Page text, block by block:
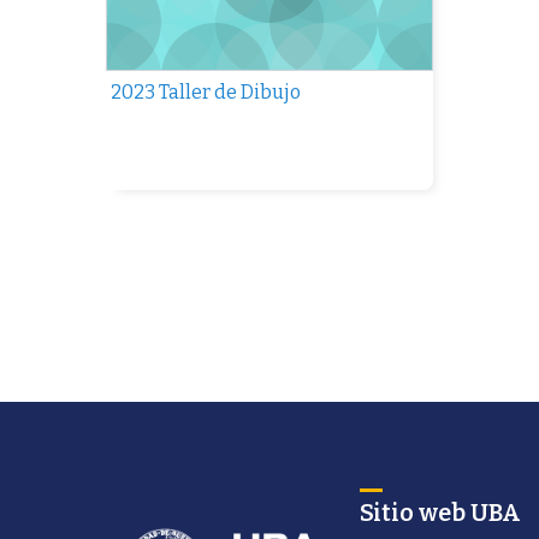
2023 Taller de Dibujo
Sitio web UBA